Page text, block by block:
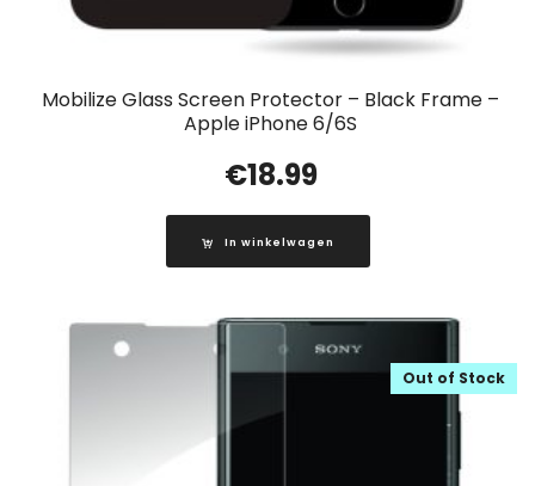
Mobilize Glass Screen Protector – Black Frame –
Apple iPhone 6/6S
€18.99
In winkelwagen
Out of Stock